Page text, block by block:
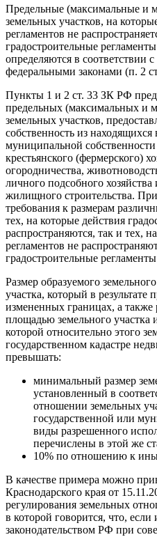
Предельные (максимальные и
земельных участков, на
регламентов не
градостроительные
определяются в соответствии
федеральными законами (п. 2
Пункты 1 и 2 ст. 33 ЗК РФ
предельных (максимальных и
земельных участков,
собственность из находящихся
муниципальной собственности
крестьянского (фермерского)
огородничества,
личного подсобного
жилищного строительства.
требования к размерам
тех, на которые действия
распространяются, так и тех,
регламентов не
градостроительные
Размер образуемого
участка, который в результате
измененных границах, а
площадью земельного участка
которой относительно этого
государственном кадастре
превышать:
минимальный размер
установленный в
отношении земельных
государственной или
виды разрешенного
перечислены в этой же
10% по отношению к
В качестве примера можно
Краснодарского края от
регулирования земельных
в которой говорится, что,
законодательством РФ при